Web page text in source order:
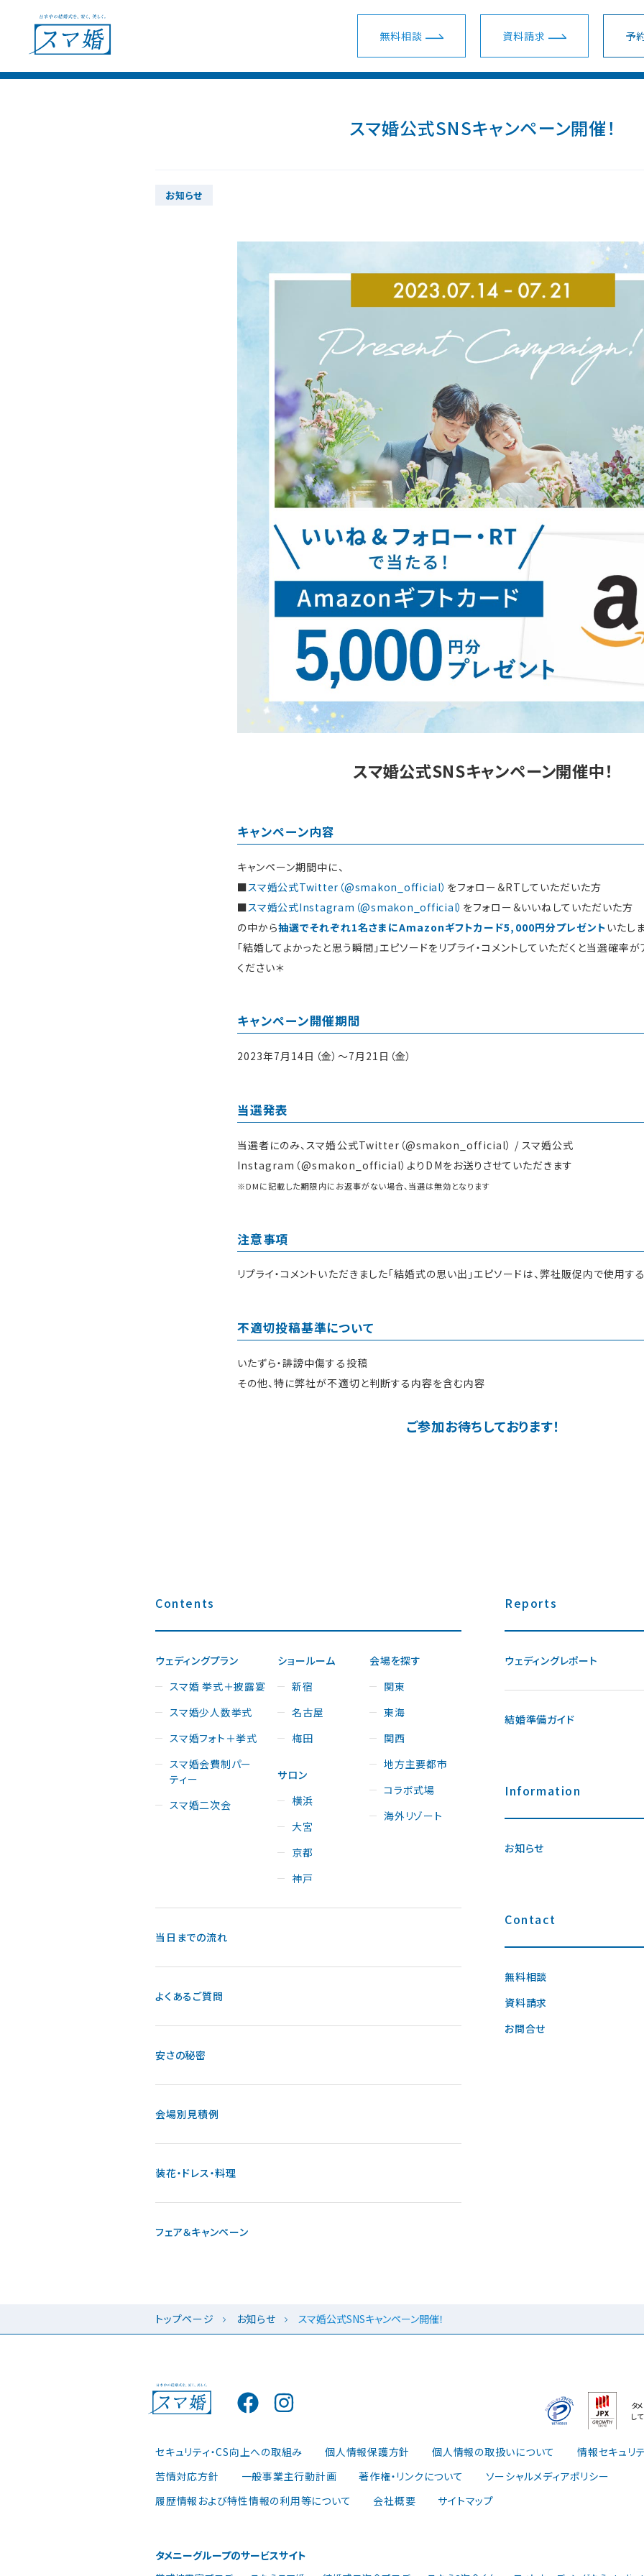
無料相談 資料請求 予
ショールーム・サロン 会場を探す
ウェディングレポート
資料請求 お問合せ
LINEで無料相談予約 予約専用ダイヤル 0120-098-754
ウェディングプラン一覧
スマ婚フォト＋挙式
スマ婚会費制パーティー
スマ婚二次会
ショールーム・サロン一覧
梅田ショールーム
横浜サロン
大宮サロン
京都サロン
神戸サロン
会場一覧
関西
地方主要都市
コラボ式場
海外リゾート
スマ婚公式SNSキャンペーン開催！
お知らせ
スマ婚公式SNSキャンペーン開催中！
キャンペーン内容
キャンペーン期間中に、
■スマ婚公式Twitter（@smakon_official） をフォロー＆RTしていただいた方
■スマ婚公式Instagram（@smakon_official） をフォロー＆いいねしていただいた方
の中から抽選でそれぞれ1名さまにAmazonギフトカード5,000円分プレゼントいたし
「結婚してよかったと思う瞬間」エピソードをリプライ・コメントしていただくと当選確率
ください＊
キャンペーン開催期間
2023年7月14日（金）〜7月21日（金）
当選発表
当選者にのみ、スマ婚公式Twitter（@smakon_official） / スマ婚公式
Instagram（@smakon_official）よりDMをお送りさせていただきます
※DMに記載した期限内にお返事がない場合、当選は無効となります
注意事項
リプライ・コメントいただきました「結婚式の思い出」エピソードは、弊社販促内で使用す
不適切投稿基準について
いたずら・誹謗中傷する投稿
その他、特に弊社が不適切と判断する内容を含む内容
ご参加お待ちしております！
Contents
ウェディングプラン
スマ婚 挙式＋披露宴
スマ婚少人数挙式
スマ婚フォト＋挙式
スマ婚会費制パー
ティー
スマ婚二次会
ショールーム
新宿
名古屋
梅田
サロン
横浜
大宮
京都
神戸
会場を探す
関東
東海
関西
地方主要都市
コラボ式場
海外リゾート
当日までの流れ
よくあるご質問
安さの秘密
会場別見積例
装花・ドレス・料理
フェア＆キャンペーン
Reports
ウェディングレポート
結婚準備ガイド
Information
お知らせ
Contact
無料相談
資料請求
お問合せ
トップページ お知らせ スマ婚公式SNSキャンペーン開催！
タ
し
セキュリティ・CS向上への取組み 個人情報保護方針 個人情報の取扱いについて 情報セキュリ
苦情対応方針
一般事業主行動計画 著作権・リンクについて
ソーシャルメディアポリシー
履歴情報および特性情報の利用等について
会社概要 サイトマップ
タメニーグループのサービスサイト